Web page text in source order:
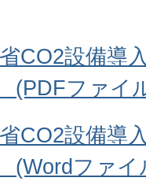
CO2設備導
(PDFファイ
CO2設備導
(Wordファ